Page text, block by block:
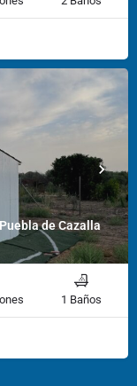
de Cazalla
1 Baños